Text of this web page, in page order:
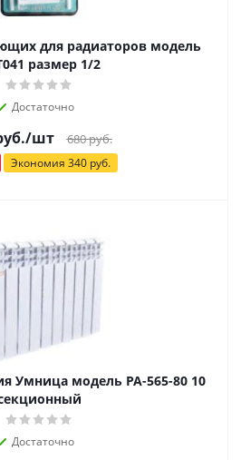
для радиаторов модель
размер 1/2
Достаточно
/шт 680руб.
Экономия 340руб.
10
Достаточно